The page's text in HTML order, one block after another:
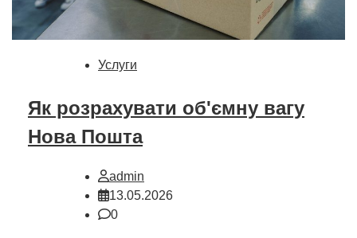
Услуги
Як розрахувати об'ємну вагу
Нова Пошта
admin
13.05.2026
0